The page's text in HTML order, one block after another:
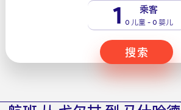
1 乘客
0 儿童 - 0 婴儿
搜索